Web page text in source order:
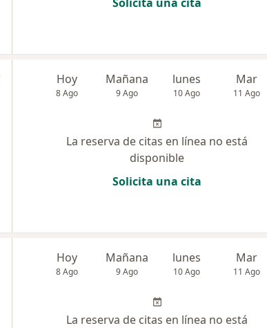
Hoy
8 Ago
Mañana
9 Ago
lunes
10 Ago
Mar
11 Ago
La reserva de citas en línea no está
disponible
Solicita una cita
Hoy
8 Ago
Mañana
9 Ago
lunes
10 Ago
Mar
11 Ago
La reserva de citas en línea no está